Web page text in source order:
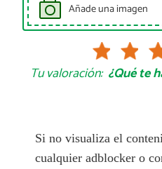
Añade una imagen
Tu valoración: ¿Qué te
Si no visualiza el
cualquier adblocker o